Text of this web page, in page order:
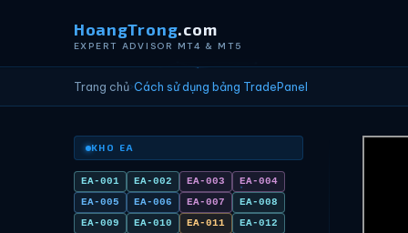
HoangTrong.com
EXPERT ADVISOR MT4 & MT5
Trang chủ›Cách sử dụng bảng TradePanel
KHO EA
EA-001 EA-002 EA-003
EA-004
EA-005
EA-006 EA-007
EA-008
EA-009
EA-010 EA-011
EA-012